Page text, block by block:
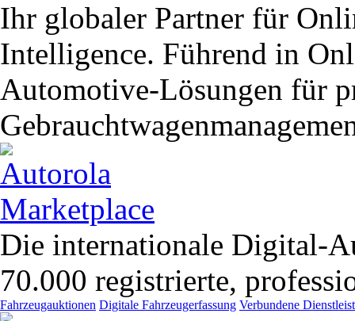
Ihr globaler Partner für
Intelligence. Führend in
Automotive-Lösungen für
Die internationale Digital-
70.000 registrierte,
Fahrzeugauktionen Digitale Fahrzeugerfassung Verbundene